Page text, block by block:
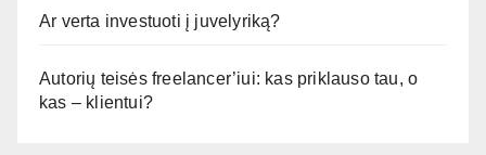
Ar verta investuoti į juvelyriką?
Autorių teisės freelancer’iui: kas priklauso tau, o
kas – klientui?